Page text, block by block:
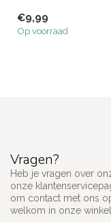
€9,99
Op voorraad
Vragen?
Heb je vragen over
onze
om contact met ons
welkom in onze